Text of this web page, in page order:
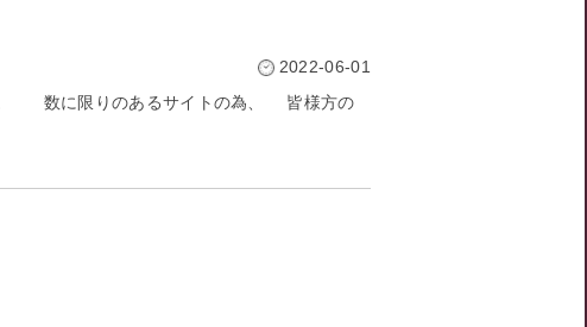
2022-06-01
。 数に限りのあるサイトの為、 皆様方の